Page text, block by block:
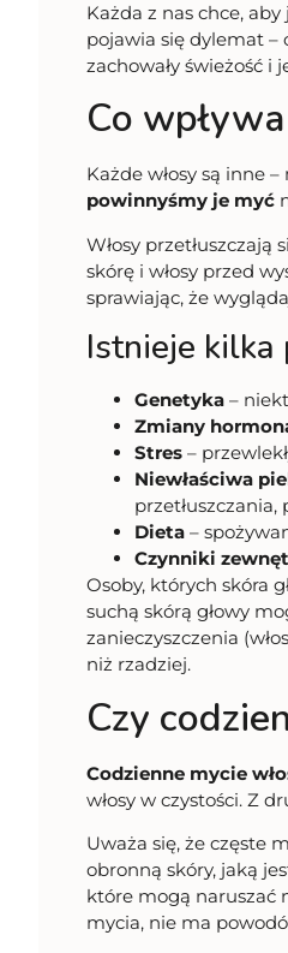
Każda z nas chce,
pojawia się dylemat –
zachowały świeżość i
Co
Każde włosy są inne
powinnyśmy je myć
Włosy
skórę i włosy przed
sprawiając, że
Istnieje kilka
Genetyka –
Zmiany
Stres –
Niewłaściwa
Dieta –
Czynniki
Osoby, których skóra
suchą skórą głowy
zanieczyszczenia
niż rzadziej.
Czy
Codzienne mycie
włosy w czystości. Z
Uważa się, że częste
obronną skóry, jaką
które mogą naruszać
mycia, nie ma